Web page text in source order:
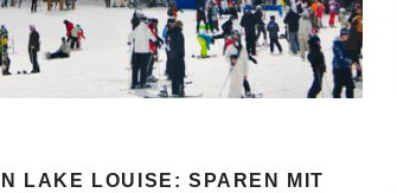
LAKE LOUISE: SPAREN MIT